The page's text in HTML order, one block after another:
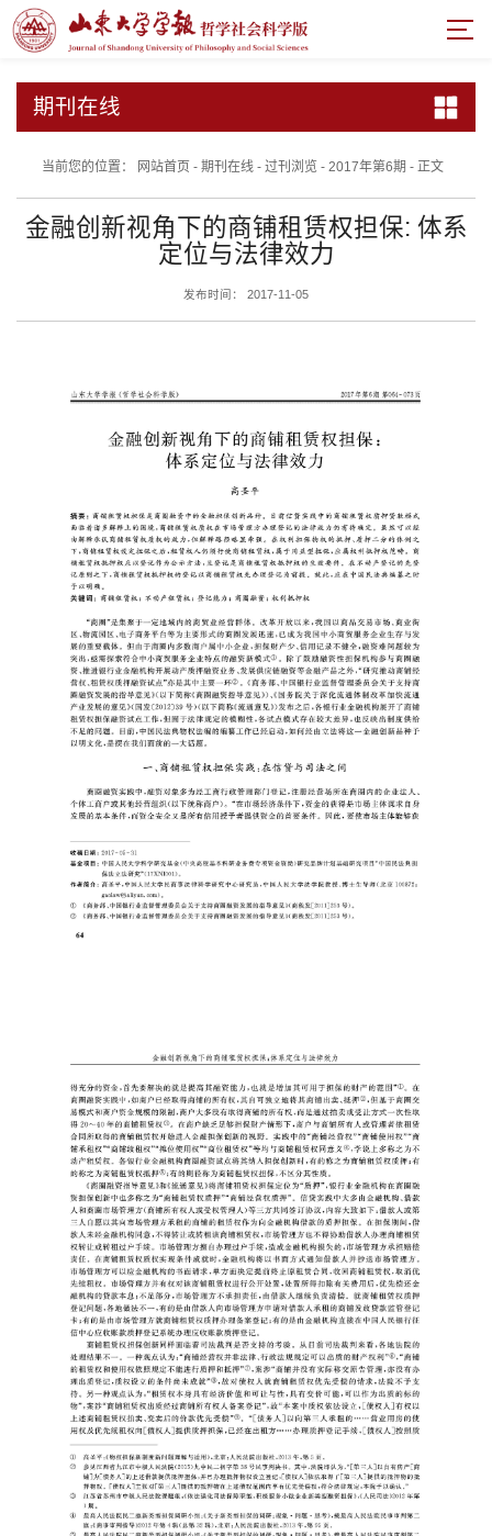
期刊在线
当前您的位置： 网站首页- 期刊在线 - 过刊浏览- 2017年第6期 - 正文
金融创新视角下的商铺租赁权担保: 体系
定位与法律效力
发布时间： 2017-11-05